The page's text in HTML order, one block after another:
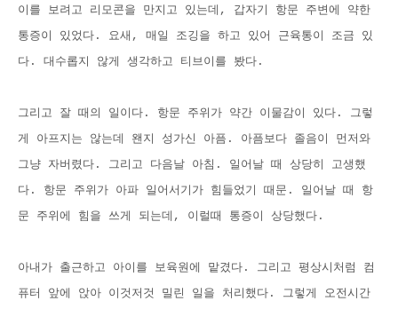
이를 보려고 리모콘을 만지고 있는데, 갑자기 항문 주변에 약한
통증이 있었다. 요새, 매일 조깅을 하고 있어 근육통이 조금 있
다. 대수롭지 않게 생각하고 티브이를 봤다.
그리고 잘 때의 일이다. 항문 주위가 약간 이물감이 있다. 그렇
게 아프지는 않는데 왠지 성가신 아픔. 아픔보다 졸음이 먼저와
그냥 자버렸다. 그리고 다음날 아침. 일어날 때 상당히 고생했
다. 항문 주위가 아파 일어서기가 힘들었기 때문. 일어날 때 항
문 주위에 힘을 쓰게 되는데, 이럴때 통증이 상당했다.
아내가 출근하고 아이를 보육원에 맡겼다. 그리고 평상시처럼 컴
퓨터 앞에 앉아 이것저것 밀린 일을 처리했다. 그렇게 오전시간